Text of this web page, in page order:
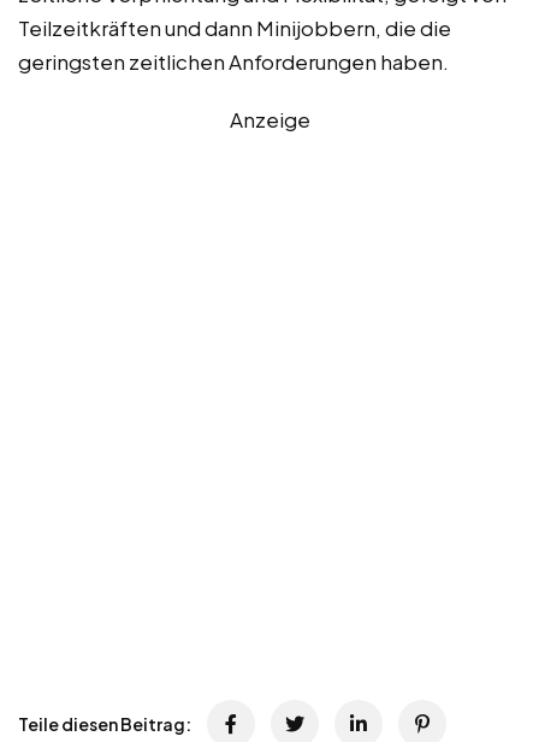
Teilzeitkräften und dann Minijobbern, die die
geringsten zeitlichen Anforderungen haben.
Anzeige
Teile diesen Beitrag: